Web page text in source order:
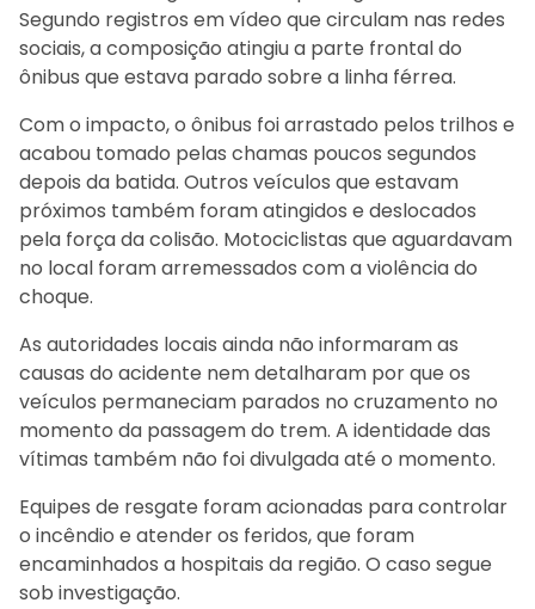
Segundo registros em vídeo que circulam nas redes
sociais, a composição atingiu a parte frontal do
ônibus que estava parado sobre a linha férrea.
Com o impacto, o ônibus foi arrastado pelos trilhos e
acabou tomado pelas chamas poucos segundos
depois da batida. Outros veículos que estavam
próximos também foram atingidos e deslocados
pela força da colisão. Motociclistas que aguardavam
no local foram arremessados com a violência do
choque.
As autoridades locais ainda não informaram as
causas do acidente nem detalharam por que os
veículos permaneciam parados no cruzamento no
momento da passagem do trem. A identidade das
vítimas também não foi divulgada até o momento.
Equipes de resgate foram acionadas para controlar
o incêndio e atender os feridos, que foram
encaminhados a hospitais da região. O caso segue
sob investigação.